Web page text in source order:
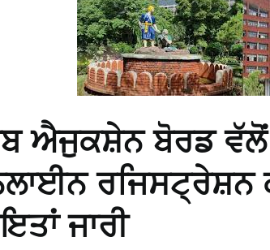
ਐਜੁਕਸ਼ੇਨ ਬੋਰਡ
ਰਜਿਸਟ੍ਰੇਸ਼ਨ
ਜਾਰੀ